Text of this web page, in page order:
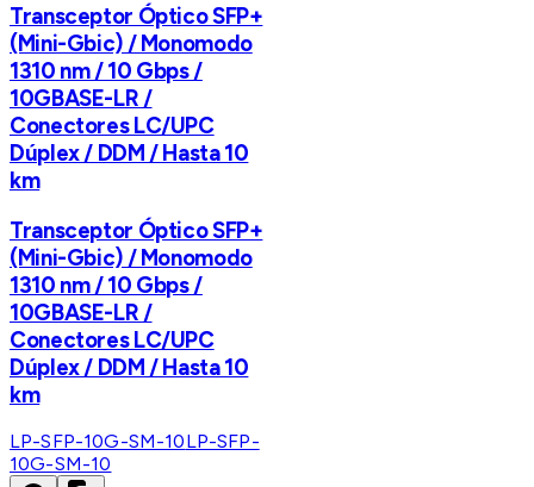
Transceptor Óptico SFP+
(Mini-Gbic) / Monomodo
1310 nm / 10 Gbps /
10GBASE-LR /
Conectores LC/UPC
Dúplex / DDM / Hasta 10
km
Transceptor Óptico SFP+
(Mini-Gbic) / Monomodo
1310 nm / 10 Gbps /
10GBASE-LR /
Conectores LC/UPC
Dúplex / DDM / Hasta 10
km
LP-SFP-10G-SM-10LP-SFP-
10G-SM-10